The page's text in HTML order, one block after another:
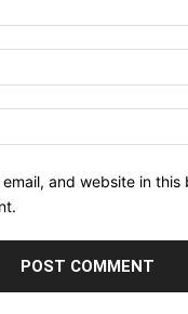
email, and website in this